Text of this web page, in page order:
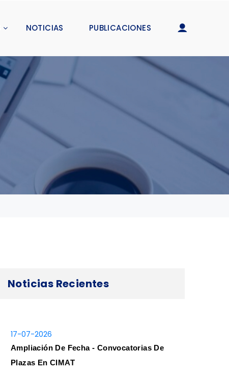
NOTICIAS PUBLICACIONES
Noticias Recientes
17-07-2026
Ampliación De Fecha - Convocatorias De
Plazas En CIMAT